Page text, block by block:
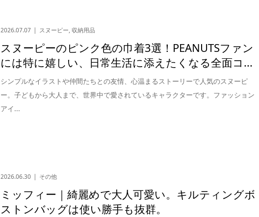
2026.07.07 スヌーピー, 収納用品
スヌーピーのピンク色の巾着3選！PEANUTSファン
には特に嬉しい、日常生活に添えたくなる全面コ...
シンプルなイラストや仲間たちとの友情、心温まるストーリーで人気のスヌーピ
ー。子どもから大人まで、世界中で愛されているキャラクターです。ファッション
アイ...
2026.06.30 その他
ミッフィー｜綺麗めで大人可愛い。キルティングボ
ストンバッグは使い勝手も抜群。